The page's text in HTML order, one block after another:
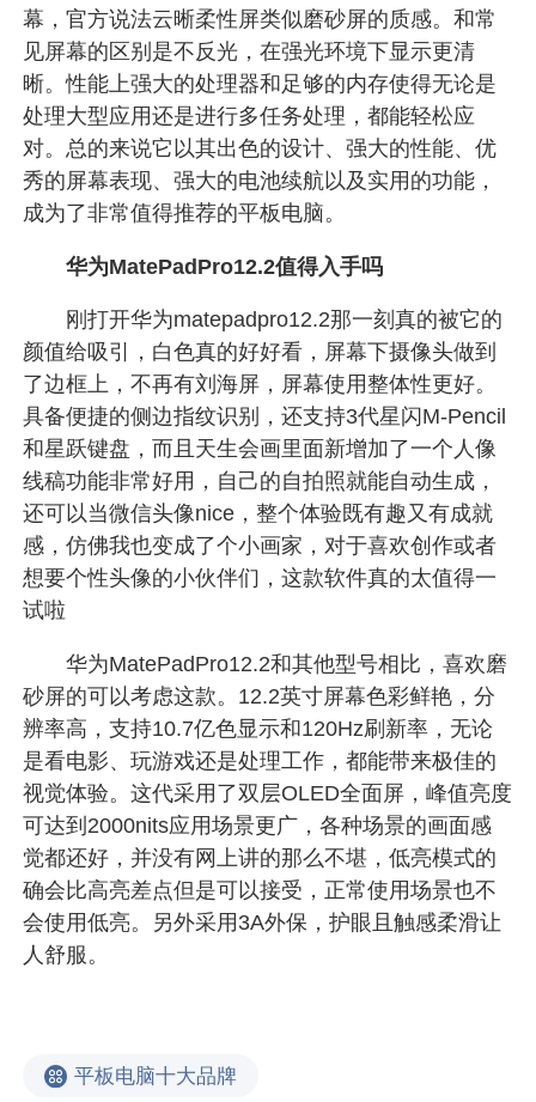
幕，官方说法云晰柔性屏类似磨砂屏的质感。和常
见屏幕的区别是不反光，在强光环境下显示更清
晰。性能上强大的处理器和足够的内存使得无论是
处理大型应用还是进行多任务处理，都能轻松应
对。总的来说它以其出色的设计、强大的性能、优
秀的屏幕表现、强大的电池续航以及实用的功能，
成为了非常值得推荐的平板电脑。
华为MatePadPro12.2值得入手吗
刚打开华为matepadpro12.2那一刻真的被它的
颜值给吸引，白色真的好好看，屏幕下摄像头做到
了边框上，不再有刘海屏，屏幕使用整体性更好。
具备便捷的侧边指纹识别，还支持3代星闪M-Pencil
和星跃键盘，而且天生会画里面新增加了一个人像
线稿功能非常好用，自己的自拍照就能自动生成，
还可以当微信头像nice，整个体验既有趣又有成就
感，仿佛我也变成了个小画家，对于喜欢创作或者
想要个性头像的小伙伴们，这款软件真的太值得一
试啦
华为MatePadPro12.2和其他型号相比，喜欢磨
砂屏的可以考虑这款。12.2英寸屏幕色彩鲜艳，分
辨率高，支持10.7亿色显示和120Hz刷新率，无论
是看电影、玩游戏还是处理工作，都能带来极佳的
视觉体验。这代采用了双层OLED全面屏，峰值亮度
可达到2000nits应用场景更广，各种场景的画面感
觉都还好，并没有网上讲的那么不堪，低亮模式的
确会比高亮差点但是可以接受，正常使用场景也不
会使用低亮。另外采用3A外保，护眼且触感柔滑让
人舒服。
平板电脑十大品牌